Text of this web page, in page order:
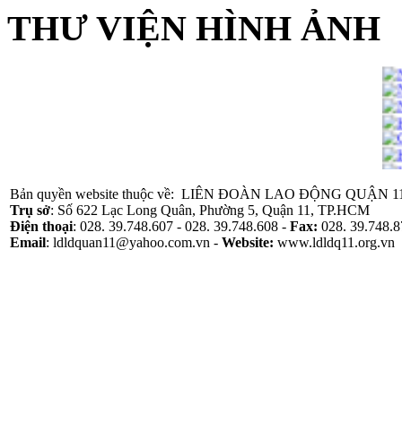
THƯ VIỆN HÌNH ẢNH
Bản quyền website thuộc về: LIÊN ĐOÀN LAO ĐỘNG QUẬN
Trụ sở: Số 622 Lạc Long Quân, Phường 5, Quận 11, TP.HCM
Điện thoại: 028. 39.748.607 - 028. 39.748.608 - Fax: 028.
Email: ldldquan11@yahoo.com.vn - Website: www.ldldq11.org.vn